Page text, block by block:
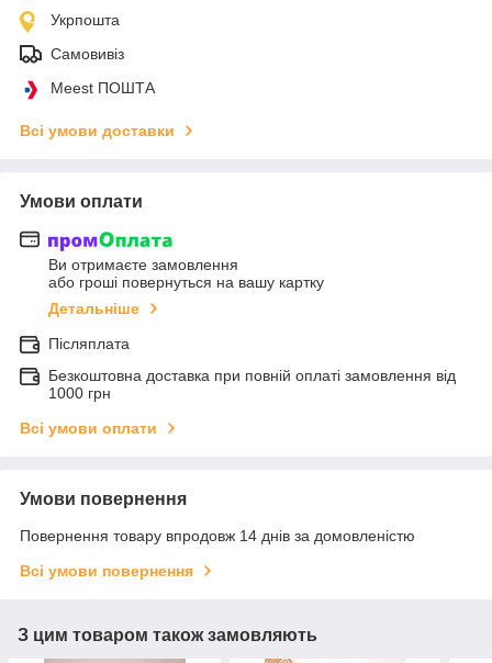
Укрпошта
Самовивіз
Meest ПОШТА
Всі умови доставки
Умови оплати
Ви отримаєте замовлення
або гроші повернуться на вашу картку
Детальніше
Післяплата
Безкоштовна доставка при повній оплаті замовлення від
1000 грн
Всі умови оплати
Умови повернення
Повернення товару впродовж 14 днів за домовленістю
Всі умови повернення
З цим товаром також замовляють